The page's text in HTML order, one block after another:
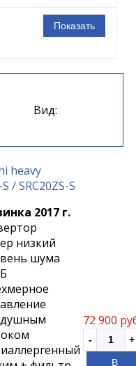
Вид:
heavy
/ SRC20ZS-S
2017 г.
низкий
шума
72 900
В